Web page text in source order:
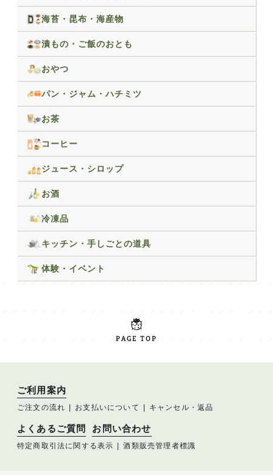
海苔・昆布・海産物
漬もの・ご飯のおとも
おやつ
パン・ジャム・ハチミツ
お茶
コーヒー
ジュース・シロップ
お酒
冷凍品
キッチン・手しごとの道具
体験・イベント
PAGE TOP
ご利用案内
ご注文の流れ お支払いについて キャンセル・返品
よくあるご質問 お問い合わせ
特定商取引法に関する表示 酒類販売管理者標識